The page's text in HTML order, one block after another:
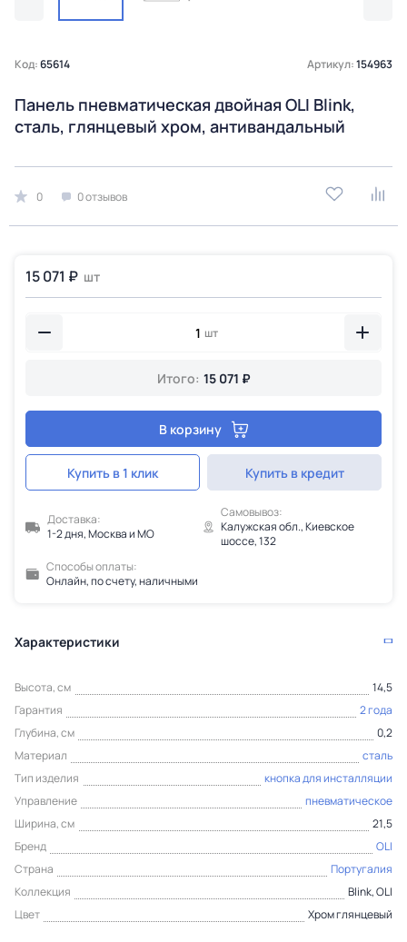
Код:65614 Артикул:154963
Панель пневматическая двойная OLI Blink,
сталь, глянцевый хром, антивандальный
0 0 отзывов
15 071 ₽ шт
шт
Итого: 15 071 ₽
В корзину
Купить в 1 клик Купить в кредит
Доставка:
1-2 дня, Москва и МО
Самовывоз:
Калужская обл., Киевское
шоссе, 132
Способы оплаты:
Онлайн, по счету, наличными
Характеристики
Высота, см
14,5
Гарантия
2 года
Глубина, см
0,2
Материал
сталь
Тип изделия
кнопка для инсталляции
Управление
пневматическое
Ширина, см
21,5
Бренд
OLI
Страна
Португалия
Коллекция
Blink, OLI
Цвет
Хром глянцевый